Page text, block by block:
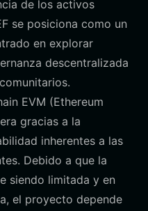
de los activos
se posiciona como un
en explorar
descentralizada
EVM (Ethereum
gracias a la
inherentes a las
Debido a que la
siendo limitada y en
el proyecto depende